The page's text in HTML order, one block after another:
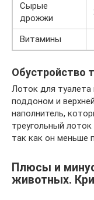
Сырые
дрожжи
Витамины
Обустройство
Лоток для
поддоном и
наполнитель,
треугольный
так как он меньше
Плюсы и
животных.